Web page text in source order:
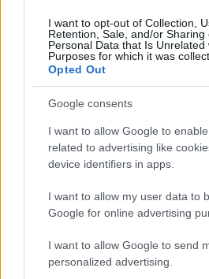
I want to opt-out of Collection,
Retention, Sale, and/or Sharing
Personal Data that Is Unrelated
Purposes for which it was
Opted Out
Google consents
I want to allow Google to
related to advertising like
device identifiers in apps.
I want to allow my user data to
Google for online advertising
I want to allow Google to send
personalized advertising.
FŐCÍM
AJÁNLOTT VIDEÓK
Libernyákok
elemző műsor a baloldal hazugságairól